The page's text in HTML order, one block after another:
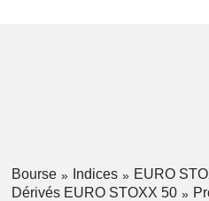
Bourse Indices
EURO
Dérivés EURO STOXX 50